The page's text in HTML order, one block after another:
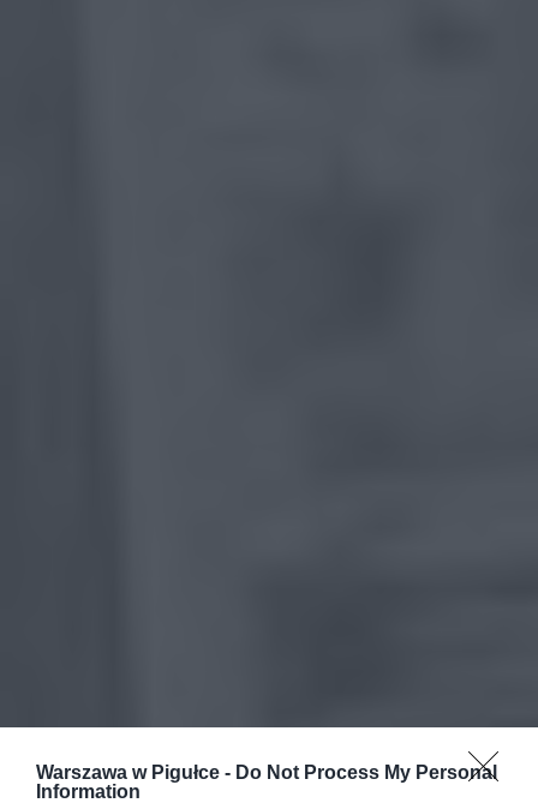
Warszawa w Pigułce - Do Not Process My Personal
Information